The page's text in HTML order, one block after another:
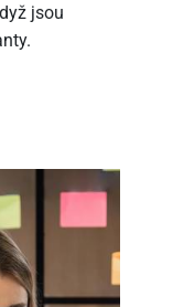
jsou